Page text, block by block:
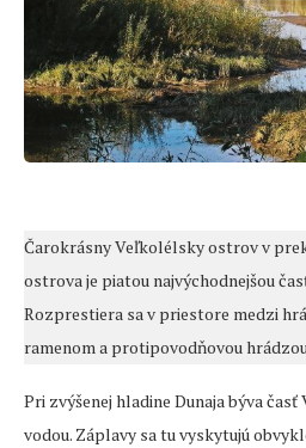
Čarokrásny Veľkolélsky ostrov v
ostrova je piatou najvýchodnejšou
Rozprestiera sa v priestore medzi
ramenom a protipovodňovou
Pri zvýšenej hladine Dunaja býva
vodou. Záplavy sa tu vyskytujú